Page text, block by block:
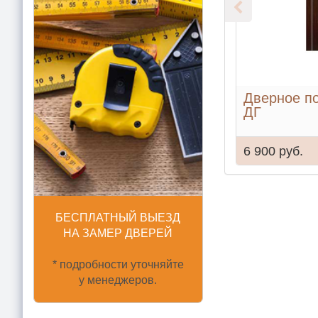
БЕСПЛАТНЫЙ ВЫЕЗД
НА ЗАМЕР ДВЕРЕЙ
* подробности уточняйте
у менеджеров.
Дверное
ДГ
6 900 руб.